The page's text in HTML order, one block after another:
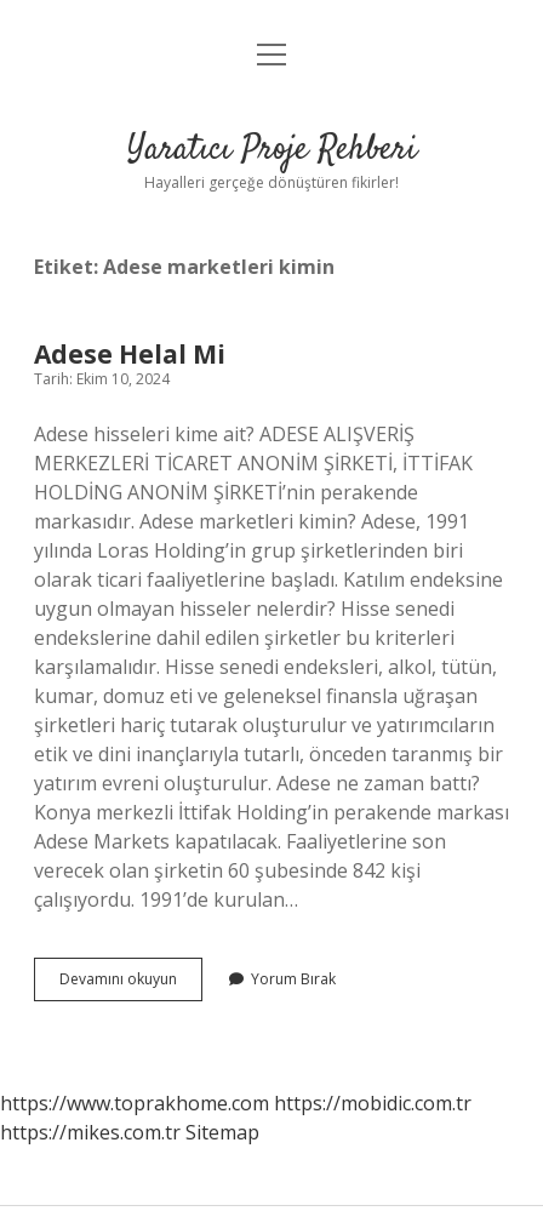
Anasayfa
Yasal Uyarı
menüyü
Yaratıcı Proje Rehberi
Hayalleri gerçeğe dönüştüren fikirler!
Etiket:Adese marketleri kimin
Adese Helal Mi
Tarih: Ekim 10, 2024
Adese hisseleri kime ait? ADESE ALIŞVERİŞ
MERKEZLERİ TİCARET ANONİM ŞİRKETİ, İTTİFAK
HOLDİNG ANONİM ŞİRKETİ’nin perakende
markasıdır. Adese marketleri kimin? Adese, 1991
yılında Loras Holding’in grup şirketlerinden biri
olarak ticari faaliyetlerine başladı. Katılım endeksine
uygun olmayan hisseler nelerdir? Hisse senedi
endekslerine dahil edilen şirketler bu kriterleri
karşılamalıdır. Hisse senedi endeksleri, alkol, tütün,
kumar, domuz eti ve geleneksel finansla uğraşan
şirketleri hariç tutarak oluşturulur ve yatırımcıların
etik ve dini inançlarıyla tutarlı, önceden taranmış bir
yatırım evreni oluşturulur. Adese ne zaman battı?
Konya merkezli İttifak Holding’in perakende markası
Adese Markets kapatılacak. Faaliyetlerine son
verecek olan şirketin 60 şubesinde 842 kişi
çalışıyordu. 1991’de kurulan…
Devamını okuyun
Helal
Yorum Bırak
https://www.toprakhome.com https://mobidic.com.tr
https://mikes.com.trSitemap